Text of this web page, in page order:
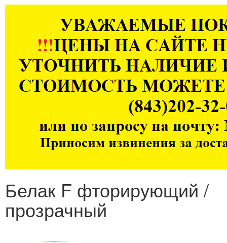
Белак F фторирующий /
прозрачный